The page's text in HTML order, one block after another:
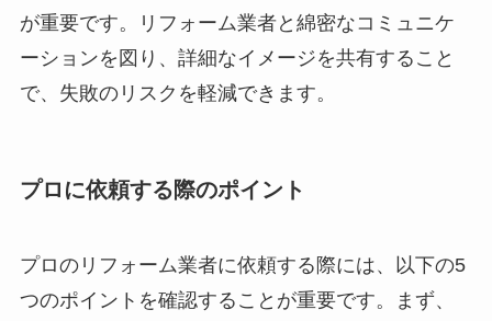
が重要です。リフォーム業者と綿密なコミュニケ
ーションを図り、詳細なイメージを共有すること
で、失敗のリスクを軽減できます。
プロに依頼する際のポイント
プロのリフォーム業者に依頼する際には、以下の5
つのポイントを確認することが重要です。まず、